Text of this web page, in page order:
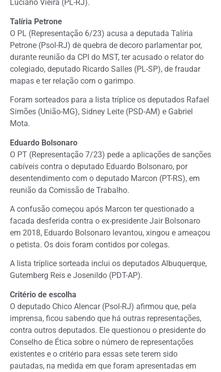
Luciano Vieira (PL-RJ).
Talíria Petrone
O PL (Representação 6/23) acusa a deputada Talíria
Petrone (Psol-RJ) de quebra de decoro parlamentar por,
durante reunião da CPI do MST, ter acusado o relator do
colegiado, deputado Ricardo Salles (PL-SP), de fraudar
mapas e ter relação com o garimpo.
Foram sorteados para a lista tríplice os deputados Rafael
Simões (União-MG), Sidney Leite (PSD-AM) e Gabriel
Mota.
Eduardo Bolsonaro
O PT (Representação 7/23) pede a aplicações de sanções
cabíveis contra o deputado Eduardo Bolsonaro, por
desentendimento com o deputado Marcon (PT-RS), em
reunião da Comissão de Trabalho.
A confusão começou após Marcon ter questionado a
facada desferida contra o ex-presidente Jair Bolsonaro
em 2018, Eduardo Bolsonaro levantou, xingou e ameaçou
o petista. Os dois foram contidos por colegas.
A lista tríplice sorteada inclui os deputados Albuquerque,
Gutemberg Reis e Josenildo (PDT-AP).
Critério de escolha
O deputado Chico Alencar (Psol-RJ) afirmou que, pela
imprensa, ficou sabendo que há outras representações,
contra outros deputados. Ele questionou o presidente do
Conselho de Ética sobre o número de representações
existentes e o critério para essas sete terem sido
pautadas, na medida em que foram apresentadas em